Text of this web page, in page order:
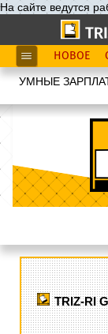
На сайте ведутся
НОВОЕ
УМНЫЕ
TRIZ-RI